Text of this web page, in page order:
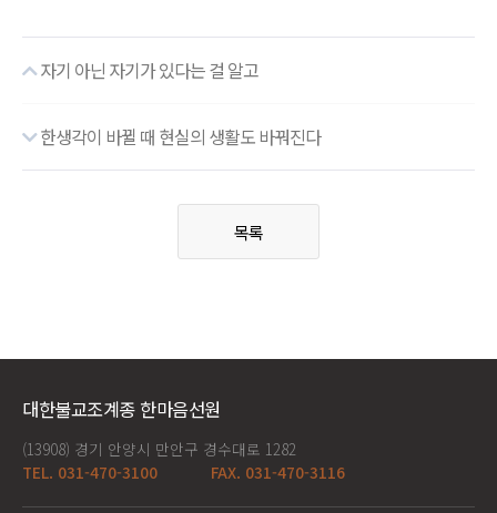
자기 아닌 자기가 있다는 걸 알고
한생각이 바뀔 때 현실의 생활도 바꿔진다
목록
대한불교조계종 한마음선원
(13908) 경기 안양시 만안구 경수대로 1282
TEL. 031-470-3100
FAX. 031-470-3116